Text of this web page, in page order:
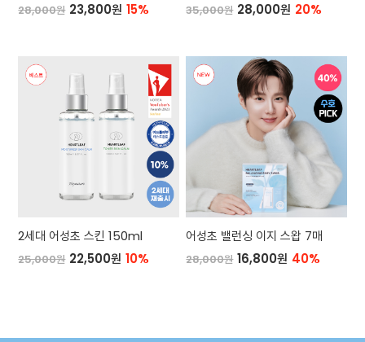
28,000원 23,800원 15% 35,000원 28,000원 20%
2세대 어성초 스킨 150ml
25,000원 22,500원 10%
어성초 밸런싱 이지 스왑 7매
28,000원 16,800원 40%